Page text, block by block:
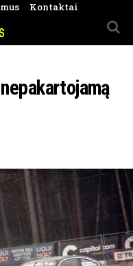
Kontaktai